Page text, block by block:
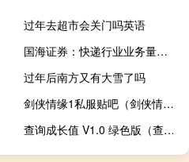
过年去超市会关门吗英语
国海证券：快递行业业务量增速持续回暖
过年后南方又有大雪了吗
剑侠情缘1私服贴吧（剑侠情缘1私服）
查询成长值 V1.0 绿色版（查询成长值 V1.0 绿色版功能简介）